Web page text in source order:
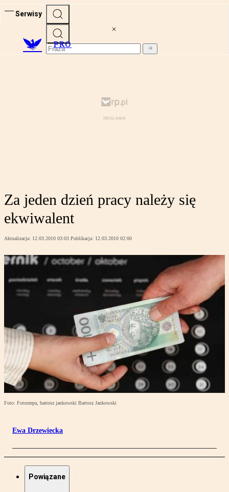
Serwisy
PRO
Za jeden dzień pracy należy się
ekwiwalent
Aktualizacja: 12.03.2010 03:03 Publikacja: 12.03.2010 02:00
Foto: Fotorzepa, bartosz jankowski Bartosz Jankowski
Ewa Drzewiecka
Powiązane